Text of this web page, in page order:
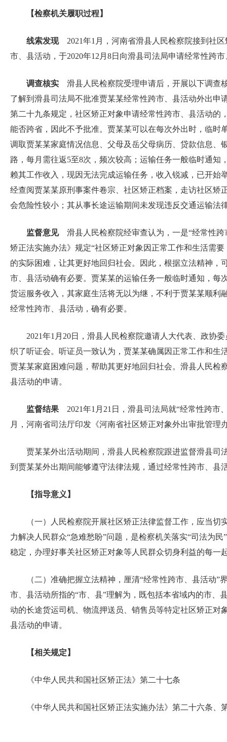
【检察机关履职过程】
线索发现2021年1月，河南省滑县人民检察院接到社区
市、县活动，于2020年12月8日向滑县司法局申请经常性跨
调查核实 滑县人民检察院受理申请后，开展以下调查
了解到滑县司法局不批准贾某某经常性跨市、县活动外出
第二十九条规定，社区矫正对象申请经常性跨市、县活动
能否跨省，因此不予批准。贾某某可以在每次外出时，临
调取贾某某家庭情况信息、父母及岳父母病历、贷款信息
路，每月需往返5至8次，频次较高；运输任务一般临时通
赖其工作收入，现因无法完成运输任务，收入锐减，已开
经查阅贾某某原刑事案件卷宗、社区矫正档案，走访社区
会危险性较小；其从事长途运输期间未发现违反交通运输法
监督意见滑县人民检察院经审查认为，一是“经常性跨
矫正法实施办法》规定“社区矫正对象因正常工作和生活需
的实际困难，让其更好地回归社会。因此，根据立法精神，
市、县活动确有必要。贾某某的运输任务一般临时通知，
货运服务收入，其家庭生活将无以为继，不利于贾某某顺
经常性跨市、县活动，确有必要。
2021年1月20日，滑县人民检察院邀请人大代表、政协
织了听证会。听证员一致认为，贾某某确属因正常工作和
贾某某家庭困难问题，帮助其更好地回归社会。滑县人民
县活动的申请。
监督结果 2021年1月21日，滑县司法局就“经常性跨市
月，河南省司法厅印发《河南省社区矫正对象外出审批管
贾某某外出活动期间，滑县人民检察院跟进监督滑县司
到贾某某外出期间能够遵守法律法规，通过经常性跨市、县
【指导意义】
（一）人民检察院开展社区矫正法律监督工作，应当
力解决人民群众“急难愁盼”问题，是检察机关落实“司法为
稳定，办理好事关社区矫正对象等人民群众切身利益的每一
（二）准确把握立法精神，厘清“经常性跨市、县活动
市、县活动所指的“市、县”理解为，既包括本省域内的市
动的长途货运司机、物流押送员、销售员等特定社区矫正
县活动的申请。
【相关规定】
《中华人民共和国社区矫正法》第二十七条
《中华人民共和国社区矫正法实施办法》第二十六条